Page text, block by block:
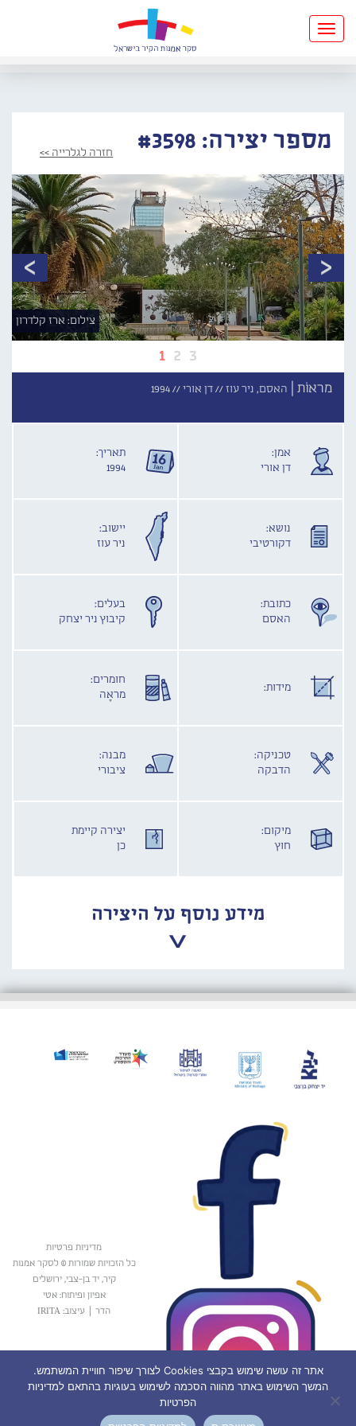
Toggle
navigation
מספר יצירה: #3598 חזרה לגלרייה >>
1 2 3
צילום: ארז קלדרון
מראוֹת | האסם, ניר עוז //דן אורי //1994
אמן:
דן אורי
תאריך:
1994
נושא:
דקורטיבי
יישוב:
ניר עוז
כתובת:
האסם
בעלים:
קיבוץ ניר יצחק
מידות:
חומרים:
מראָה
טכניקה:
הדבקה
מבנה:
ציבורי
מיקום:
חוץ
יצירה קיימת
כן
מידע נוסף על היצירה
מדיניות פרטיות
כל הזכויות שמורות © לסקר אמנות
קיר, יד בן-צבי, ירושלים
אפיון ופיתוח: אטי
הדר
עיצוב: IRITA
אתר זה עושה שימוש בקבצי Cookies לצורך שיפור חוויית המשתמש.
המשך השימוש באתר מהווה הסכמה לשימוש בעוגיות בהתאם למדיניות
הפרטיות